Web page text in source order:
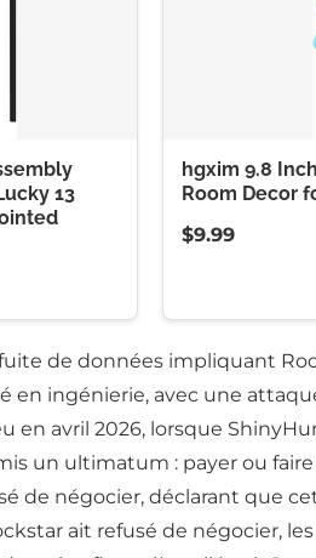
13
hgxim 9.8
Room Decor
$9.99
de données impliquant
en ingénierie, avec une
en avril 2026, lorsque
un ultimatum : payer ou
de négocier, déclarant que
ait refusé de négocier,